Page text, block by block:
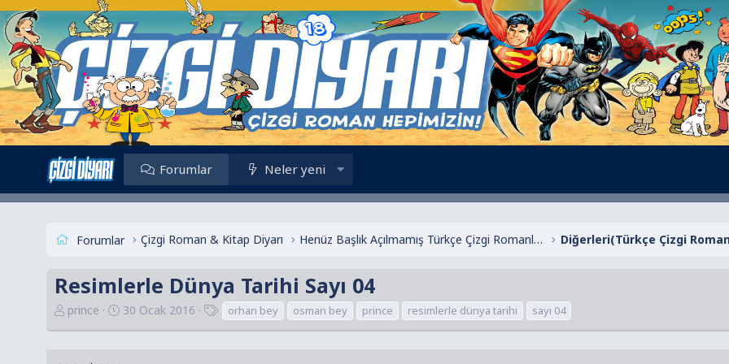
Forumlar Neler yeni
Forumlar Çizgi Roman & Kitap Diyarı Henüz Başlık Açılmamış Türkçe Çizgi Romanlar Diğerleri(Türkçe Çizgi
Resimlerle Dünya Tarihi Sayı 04
K
prince
B
30 Ocak 2016 orhan bey osman bey prince resimlerle dünya tarihi sayı 04